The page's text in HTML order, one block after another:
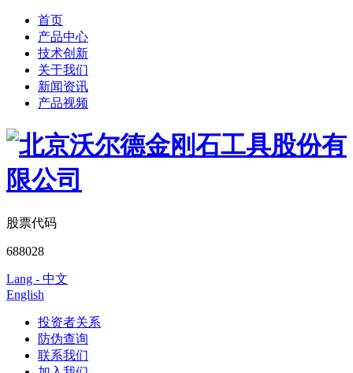
首页
产品中心
技术创新
关于我们
新闻资讯
产品视频
股票代码
688028
Lang - 中文
English
投资者关系
防伪查询
联系我们